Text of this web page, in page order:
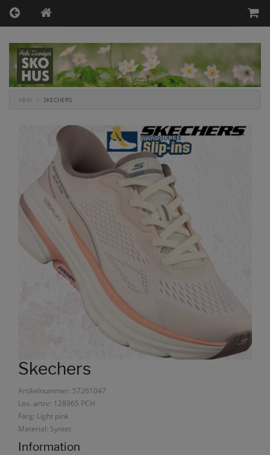
HEM SKECHERS
Skechers
Artikelnummer: 57261047
Lev. artnr: 128965 PCH
Färg: Light pink
Material: Syntet
Information